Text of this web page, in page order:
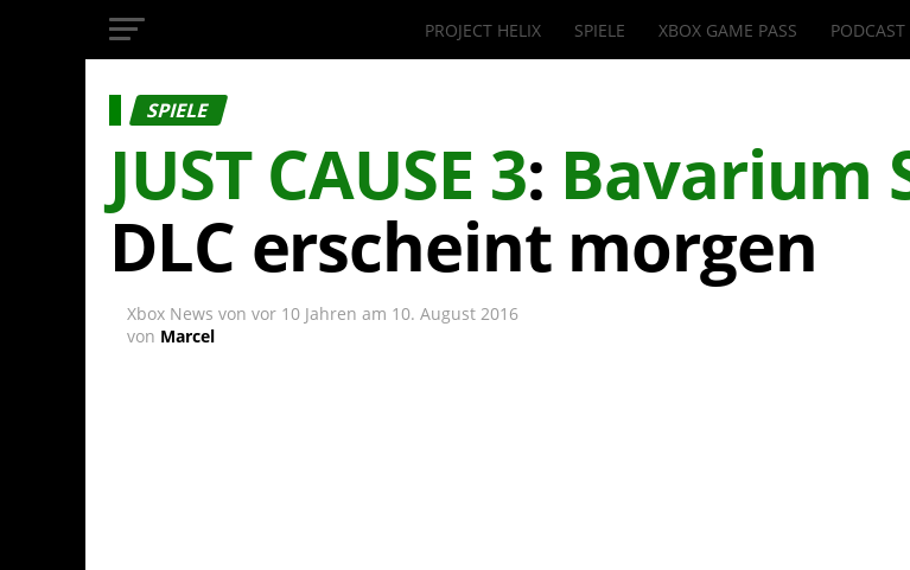
InsideXbox.de
PROJECT HELIX SPIELE XBOX GAME PASS PODCAST
SPIELE
JUST CAUSE 3: Bavarium
DLC erscheint morgen
Xbox News von vor 10 Jahren am 10. August 2016
von Marcel